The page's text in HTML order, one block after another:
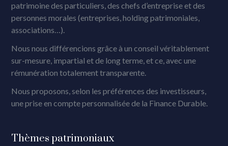
patrimoine des particuliers, des chefs d’entreprise et des
personnes morales (entreprises, holding patrimoniales,
associations…).
Nous nous différencions grâce à un conseil véritablement
sur-mesure, impartial et de long terme, et ce, avec une
rémunération totalement transparente.
Nous proposons, selon les préférences des investisseurs,
une prise en compte personnalisée de la Finance Durable.
Thèmes patrimoniaux